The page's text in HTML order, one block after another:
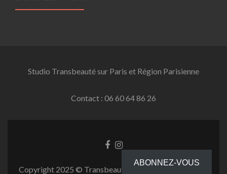
Studio Transbeauté sur Paris et Région Parisienne
Contact : 06 60 64 86 26
Facebook
Instagram
link
Copyright 2025 © Transbeauté.fr-Tous droits réservés
ABONNEZ-VOUS